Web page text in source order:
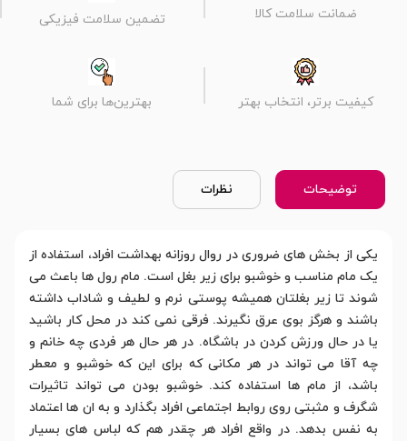
ضمانت سلامت کالا تضمین سلامت فیزیکی
کیفیت برتر، انتخاب بهتر بهترین‌ها برای شما
توضیحات نظرات
یکی از بخش های ضروری در روال روزانه بهداشت افراد، استفاده از
یک مام مناسب و خوشبو برای زیر بغل است. مام رول ها باعث می
شوند تا زیر بغلتان همیشه پوستی نرم و لطیف و شاداب داشته
باشند و هرگز بوی عرق نگیرند. فرقی نمی کند در محل کار باشید
یا در حال ورزش کردن در باشگاه. در هر حال هر فردی چه خانم و
چه آقا می تواند در هر مکانی که برای این که خوشبو و معطر
باشد، از مام ها استفاده کند. خوشبو بودن می تواند تاثیرات
شگرف و مثبتی روی روابط اجتماعی افراد بگذارد و به ان ها اعتماد
به نفس بدهد. در واقع افراد هر چقدر هم که لباس های بسیار